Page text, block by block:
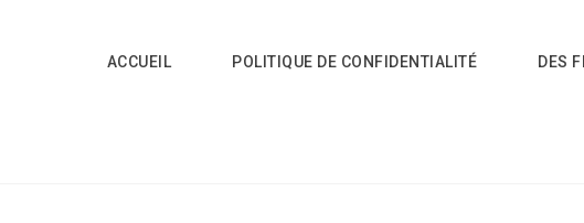
ACCUEIL POLITIQUE DE CONFIDENTIALITÉ DES